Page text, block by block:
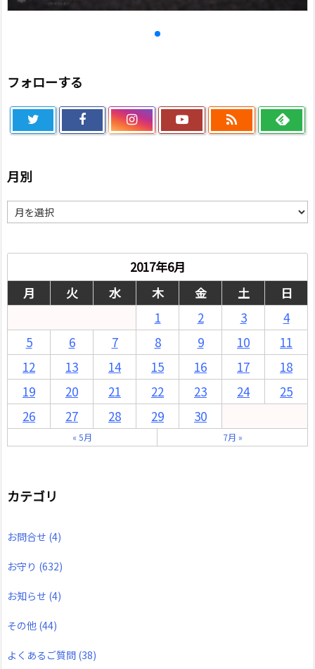
フォローする

月別
別
2017年6月
月
火 水 木 金 土
日
1
2 3
4
5
6 7 8 9 10
11
12
13 14 15 16 17
18
19
20 21 22 23 24
25
26
27 28 29 30
« 5月 7月 »
カテゴリ
お問合せ (4)
お守り (632)
お知らせ (4)
その他 (44)
よくあるご質問 (38)